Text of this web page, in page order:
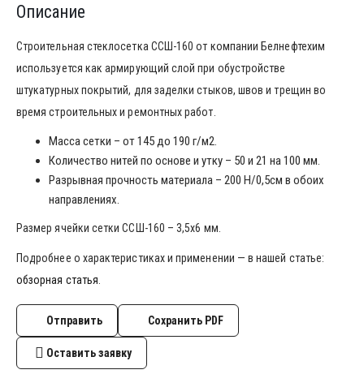
Описание
Строительная стеклосетка ССШ-160 от компании Белнефтехим
используется как армирующий слой при обустройстве
штукатурных покрытий, для заделки стыков, швов и трещин во
время строительных и ремонтных работ.
Масса сетки – от 145 до 190 г/м2.
Количество нитей по основе и утку – 50 и 21 на 100 мм.
Разрывная прочность материала – 200 Н/0,5см в обоих
направлениях.
Размер ячейки сетки ССШ-160 – 3,5х6 мм.
Подробнее о характеристиках и применении — в нашей статье:
обзорная статья
Отправить Сохранить PDF
Оставить заявку